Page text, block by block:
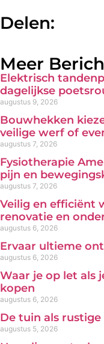
Delen:
Meer
Elektrisch
dagelijkse
augustus 9, 2026
Bouwhekken
veilige werf of
augustus 7, 2026
Fysiotherapie
pijn en
augustus 7, 2026
Veilig en efficiënt
renovatie en
augustus 6, 2026
Ervaar ultieme
augustus 6, 2026
Waar je op let als
kopen
augustus 6, 2026
De tuin als
augustus 5, 2026